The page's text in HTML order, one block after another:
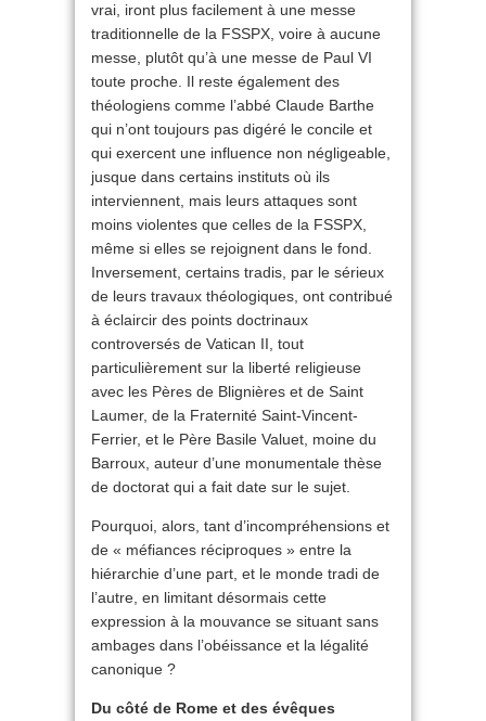
vrai, iront plus facilement à une messe
traditionnelle de la FSSPX, voire à aucune
messe, plutôt qu’à une messe de Paul VI
toute proche. Il reste également des
théologiens comme l’abbé Claude Barthe
qui n’ont toujours pas digéré le concile et
qui exercent une influence non négligeable,
jusque dans certains instituts où ils
interviennent, mais leurs attaques sont
moins violentes que celles de la FSSPX,
même si elles se rejoignent dans le fond.
Inversement, certains tradis, par le sérieux
de leurs travaux théologiques, ont contribué
à éclaircir des points doctrinaux
controversés de Vatican II, tout
particulièrement sur la liberté religieuse
avec les Pères de Blignières et de Saint
Laumer, de la Fraternité Saint-Vincent-
Ferrier, et le Père Basile Valuet, moine du
Barroux, auteur d’une monumentale thèse
de doctorat qui a fait date sur le sujet.
Pourquoi, alors, tant d’incompréhensions et
de « méfiances réciproques » entre la
hiérarchie d’une part, et le monde tradi de
l’autre, en limitant désormais cette
expression à la mouvance se situant sans
ambages dans l’obéissance et la légalité
canonique ?
Du côté de Rome et des évêques